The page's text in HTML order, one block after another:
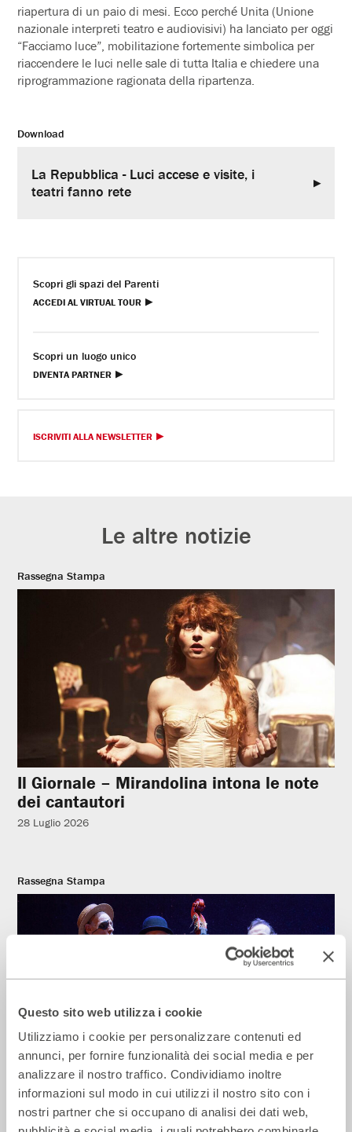
Questo sito web utilizza i cookie
Utilizziamo i cookie per personalizzare contenuti ed
annunci, per fornire funzionalità dei social media e per
analizzare il nostro traffico. Condividiamo inoltre
informazioni sul modo in cui utilizzi il nostro sito con i
nostri partner che si occupano di analisi dei dati web,
riapertura di un paio di mesi. Ecco perché Unita (Unione
nazionale interpreti teatro e audiovisivi) ha lanciato per oggi
“Facciamo luce”, mobilitazione fortemente simbolica per
riaccendere le luci nelle sale di tutta Italia e chiedere una
riprogrammazione ragionata della ripartenza.
Download
La Repubblica - Luci accese e visite, i
teatri fanno rete
Scopri gli spazi del Parenti
ACCEDI AL VIRTUAL TOUR
Scopri un luogo unico
DIVENTA PARTNER
ISCRIVITI ALLA NEWSLETTER
Le altre notizie
Rassegna Stampa
Il Giornale – Mirandolina intona le note
dei cantautori
28 Luglio 2026
Rassegna Stampa
La Repubblica – In scena gli eroi di
strada secondo Raffaele Viviani
14 Luglio 2026